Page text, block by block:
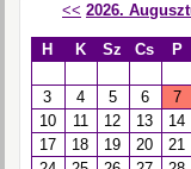
<< 2026.
H K Sz Cs P
3
4 5 6 7
10
11 12 13 14
17
18 19 20 21